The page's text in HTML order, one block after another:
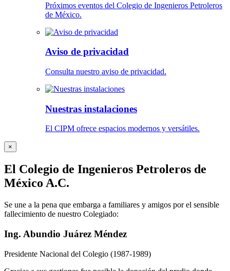
Próximos eventos del Colegio de Ingenieros Petroleros
de México.
Aviso de privacidad
Consulta nuestro aviso de privacidad.
Nuestras instalaciones
El CIPM ofrece espacios modernos y versátiles.
×
El Colegio de Ingenieros Petroleros de
México A.C.
Se une a la pena que embarga a familiares y amigos por el sensible
fallecimiento de nuestro Colegiado:
Ing. Abundio Juárez Méndez
Presidente Nacional del Colegio (1987-1989)